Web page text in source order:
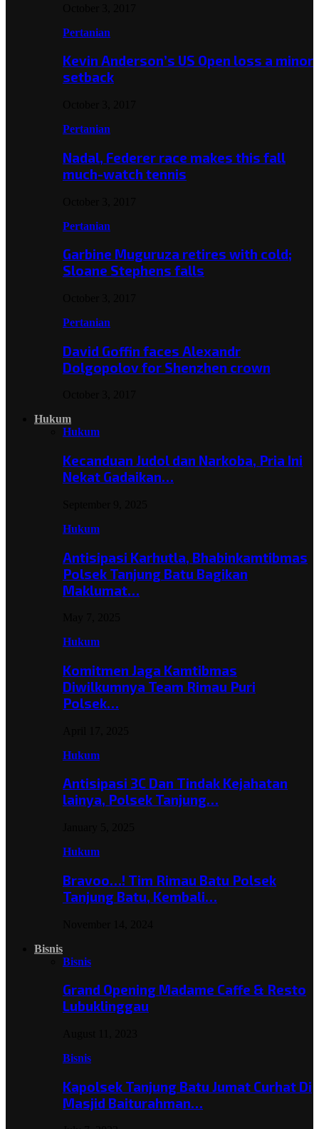
Pertanian
Kevin Anderson’s US Open loss a minor
setback
Pertanian
Nadal, Federer race makes this fall
much-watch tennis
Pertanian
Garbine Muguruza retires with cold;
Sloane Stephens falls
Pertanian
David Goffin faces Alexandr
Dolgopolov for Shenzhen crown
Hukum
Hukum
Kecanduan Judol dan Narkoba, Pria Ini
Nekat Gadaikan…
Hukum
Antisipasi Karhutla, Bhabinkamtibmas
Polsek Tanjung Batu Bagikan
Maklumat…
Hukum
Komitmen Jaga Kamtibmas
Diwilkumnya Team Rimau Puri
Polsek…
Hukum
Antisipasi 3C Dan Tindak Kejahatan
lainya, Polsek Tanjung…
Hukum
Bravoo…! Tim Rimau Batu Polsek
Tanjung Batu, Kembali…
Bisnis
Bisnis
Grand Opening Madame Caffe & Resto
Lubuklinggau
Bisnis
Kapolsek Tanjung Batu Jumat Curhat Di
Masjid Baiturahman…